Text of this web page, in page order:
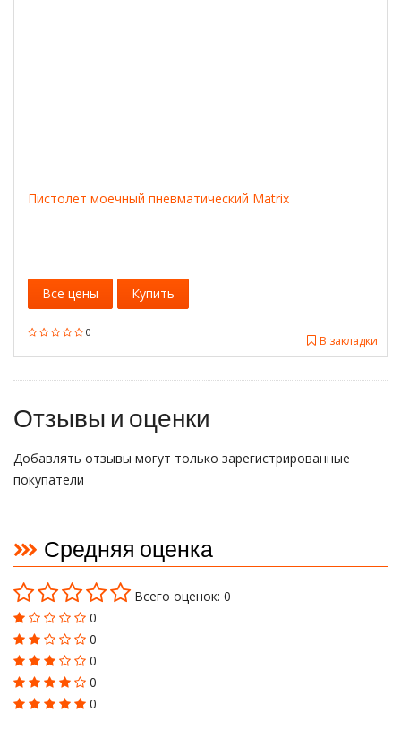
Пистолет моечный пневматический Matrix
0
В закладки
Все цены Купить
Отзывы и оценки
Добавлять отзывы могут только зарегистрированные
покупатели
Средняя оценка
Всего оценок: 0
0
0
0
0
0